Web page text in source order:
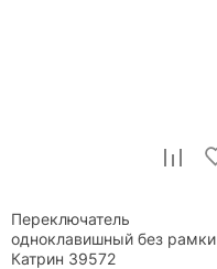
Переключатель
одноклавишный без рамки
Катрин 39572